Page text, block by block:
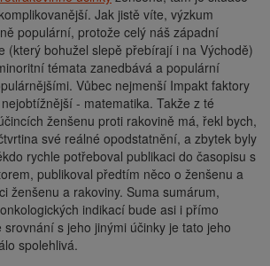
Jak jistě víte, výzkum
populární, protože celý náš západní
(který bohužel slepě přebírají i na Východě)
témata zanedbává a populární
Vůbec nejmenší Impakt faktory
- matematika. Takže z té
ženšenu proti rakovině má, řekl bych,
své reálné opodstatnění, a zbytek byly
rychle potřeboval publikaci do časopisu s
publikoval předtím něco o ženšenu a
ženšenu a rakoviny. Suma sumárum,
indikací bude asi i přímo
s jeho jinými účinky je tato jeho
spolehlivá.